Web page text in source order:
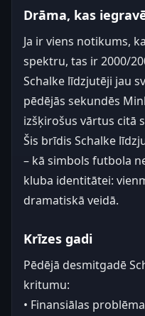
Drāma, kas
Ja ir viens notikums,
spektru, tas ir 2000/
Schalke līdzjutēji jau
pēdējās sekundēs
izšķirošus vārtus citā
Šis brīdis Schalke
– kā simbols futbola
kluba identitātei:
dramatiskā veidā.
Krīzes gadi
Pēdējā desmitgadē
kritumu:
• Finansiālas